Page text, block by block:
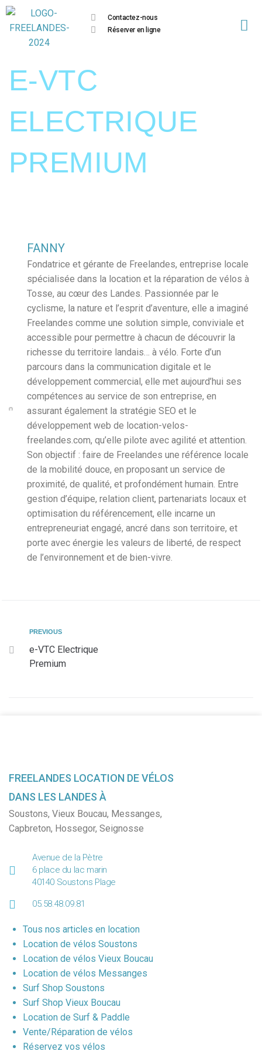
Contactez-nous
Réserver en ligne
E-VTC
ELECTRIQUE
PREMIUM
FANNY
Fondatrice et gérante de Freelandes, entreprise locale
spécialisée dans la location et la réparation de vélos à
Tosse, au cœur des Landes. Passionnée par le
cyclisme, la nature et l’esprit d’aventure, elle a imaginé
Freelandes comme une solution simple, conviviale et
accessible pour permettre à chacun de découvrir la
richesse du territoire landais… à vélo. Forte d’un
parcours dans la communication digitale et le
développement commercial, elle met aujourd’hui ses
compétences au service de son entreprise, en
assurant également la stratégie SEO et le
développement web de location-velos-
freelandes.com, qu’elle pilote avec agilité et attention.
Son objectif : faire de Freelandes une référence locale
de la mobilité douce, en proposant un service de
proximité, de qualité, et profondément humain. Entre
gestion d’équipe, relation client, partenariats locaux et
optimisation du référencement, elle incarne un
entrepreneuriat engagé, ancré dans son territoire, et
porte avec énergie les valeurs de liberté, de respect
de l’environnement et de bien-vivre.
PREVIOUS
e-VTC Electrique
Premium
FREELANDES LOCATION DE VÉLOS
DANS LES LANDES À
Soustons, Vieux Boucau, Messanges,
Capbreton, Hossegor, Seignosse
Avenue de la Pètre
6 place du lac marin
40140 Soustons Plage
05.58.48.09.81
Tous nos articles en location
Location de vélos Soustons
Location de vélos Vieux Boucau
Location de vélos Messanges
Surf Shop Soustons
Surf Shop Vieux Boucau
Location de Surf & Paddle
Vente/Réparation de vélos
Réservez vos vélos